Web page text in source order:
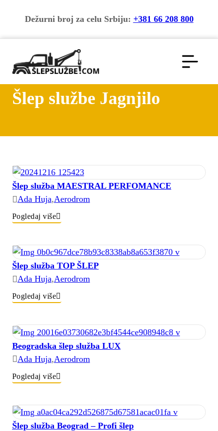
Dežurni broj za celu Srbiju: +381 66 208 800
Šlep službe Jagnjilo
Šlep služba MAESTRAL PERFOMANCE
Ada Huja,Aerodrom
Pogledaj više
Šlep služba TOP ŠLEP
Ada Huja,Aerodrom
Pogledaj više
Beogradska šlep služba LUX
Ada Huja,Aerodrom
Pogledaj više
Šlep služba Beograd – Profi šlep